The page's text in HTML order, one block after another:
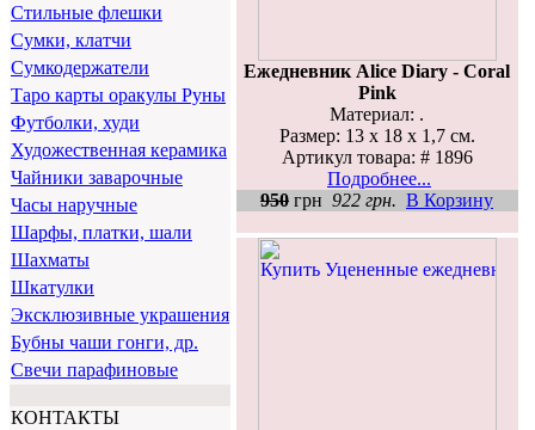
Стильные флешки
Сумки, клатчи
Сумкодержатели
Таро карты оракулы Руны
Футболки, худи
Художественная керамика
Чайники заварочные
Часы наручные
Шарфы, платки, шали
Шахматы
Шкатулки
Эксклюзивные украшения
Бубны чаши гонги, др.
Свечи парафиновые
КОНТАКТЫ
Ежедневник Alice Diary - Coral
Pink
Материал: .
Размер: 13 х 18 х 1,7 см.
Артикул товара: # 1896
Подробнее...
950 грн 922 грн. В Корзину